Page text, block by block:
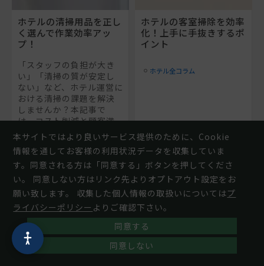
ホテルの清掃用品を正し
く選んで作業効率アッ
プ！
「スタッフの負担が大き
い」「清掃の質が安定し
ない」など、ホテル運営に
おける清掃の課題を解決
しませんか？本記事で
は、コスト削減と顧客満
足度向上を両立させる清
掃用品の選び方を解説。
経営視点から見た清掃の
重要性と、具体的な改善策
もお伝えします。
ホテル全コラム
ホテル清掃効率
商品の選び方
商品紹介コラム
お掃除コラム
ホテルの客室掃除を効率
化！上手に手抜きするポ
イント
ホテル全コラム
本サイトではより良いサービス提供のために、Cookie
情報を通してお客様の利用状況データを収集していま
す。同意される方は「同意する」ボタンを押してくださ
い。 同意しない方はリンク先よりオプトアウト設定をお
願い致します。 収集した個人情報の取扱いについてはプ
ライバシーポリシー よりご確認下さい。
同意する
同意しない